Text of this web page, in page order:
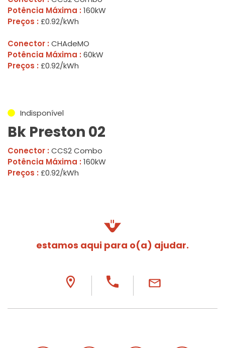
Potência Máxima : 160kW
Preços : £0.92/kWh
Conector : CHAdeMO
Potência Máxima : 60kW
Preços : £0.92/kWh
Indisponível
Bk Preston 02
Conector : CCS2 Combo
Potência Máxima : 160kW
Preços : £0.92/kWh
estamos aqui para o(a) ajudar.